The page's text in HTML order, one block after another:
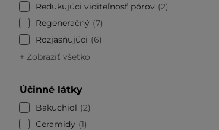
Redukujúci viditeľnosť pórov
2
Regeneračný
7
Rozjasňujúci
6
+ Zobraziť všetko
Účinné látky
Bakuchiol
2
Ceramidy
1